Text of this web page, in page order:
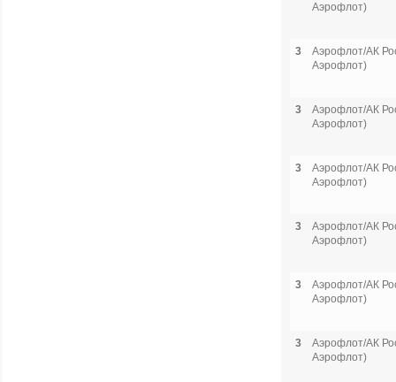
Аэрофлот)
3
Аэрофлот/АК
Аэрофлот)
3
Аэрофлот/АК
Аэрофлот)
3
Аэрофлот/АК
Аэрофлот)
3
Аэрофлот/АК
Аэрофлот)
3
Аэрофлот/АК
Аэрофлот)
3
Аэрофлот/АК
Аэрофлот)